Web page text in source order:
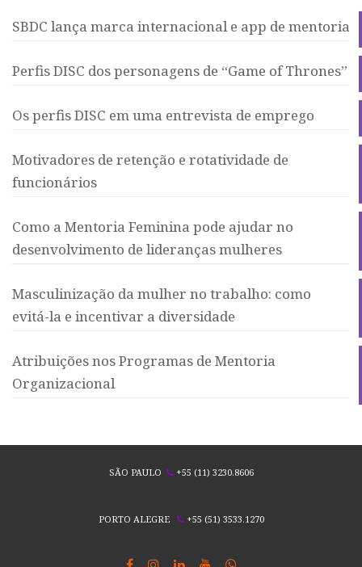
SBDC lança marca internacional e app de mentoria
Perfis DISC dos personagens de “Game of Thrones”
Os perfis DISC em uma entrevista de emprego
Motivadores de retenção e rotatividade de
funcionários
Como a Mentoria Feminina pode ajudar no
desenvolvimento de lideranças mulheres
Masculinização da mulher no trabalho: como
evitá-la e incentivar a diversidade
Atribuições nos Programas de Mentoria
Organizacional
SÃO PAULO +55 (11) 3230.8606
PORTO ALEGRE +55 (51) 3533.1270